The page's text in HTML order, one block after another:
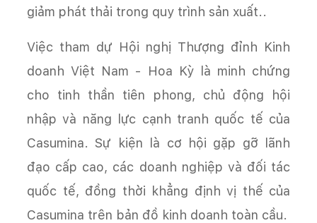
giảm phát thải trong quy trình sản xuất..
Việc tham dự Hội nghị Thượng đỉnh Kinh
doanh Việt Nam - Hoa Kỳ là minh chứng
cho tinh thần tiên phong, chủ động hội
nhập và năng lực cạnh tranh quốc tế của
Casumina. Sự kiện là cơ hội gặp gỡ lãnh
đạo cấp cao, các doanh nghiệp và đối tác
quốc tế, đồng thời khẳng định vị thế của
Casumina trên bản đồ kinh doanh toàn cầu.